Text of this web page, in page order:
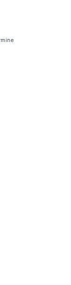
of a
create a more
years old, as jaw
well as specific
suitable